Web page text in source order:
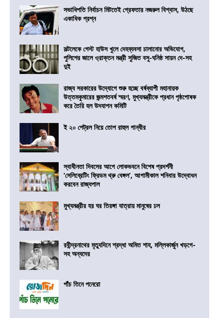
সভাধিপতি নির্বাচন মিটতেই গ্রেফতার নজরুল বিশ্বাস, উঠছে
একাধিক প্রশ্ন
সল্টলেকে গেস্ট হাউস খুলে দেহব্যবসা চালানোর অভিযোগ,
পুলিশের জালে ও্রাক্তন মন্ত্রী সুজিত বসু-ঘনিষ্ঠ সায়ন দে-সহ
দুই
রাজ্য সরকারের উদ্যোগে শুরু হচ্ছে বর্ষব্যাপী মহানায়ক
উত্তমকুমারের জন্মশতবর্ষ স্মরণ, মুখ্যমন্ত্রীকে প্রধান পৃষ্ঠপোষক
করে তৈরি হল উদযাপন কমিটি
ই ২০ পেট্রল নিয়ে তোপ রাহুল গান্ধীর
স্বাধীনতা দিবসের আগে লোকভবনে বিশেষ প্রদর্শনী
‘সেলিব্রেটিং ফ্রিডম থ্রু বেঙ্গল’, আগামীকাল শনিবার উদ্বোধন
করবেন রাজ্যপাল
মুখ্যমন্ত্রীর হর ঘর তিরঙ্গা যাত্রায় মানুষের ঢল
রবীন্দ্রনাথের মৃত্যুদিনে শ্রদ্ধা অমিত শাহ, মল্লিকার্জুন খড়গে-
সহ অন্যদের
পাঁচ তিনে পনেরো